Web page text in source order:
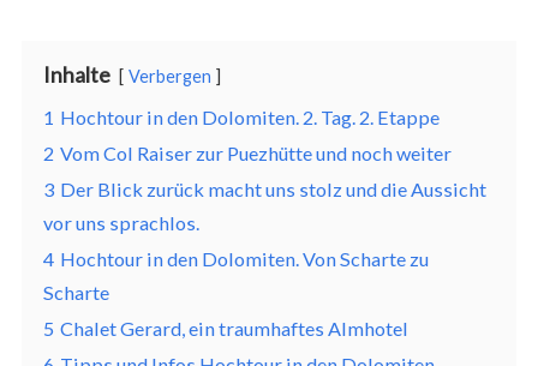
Inhalte Verbergen
1 Hochtour in den Dolomiten. 2. Tag. 2. Etappe
2 Vom Col Raiser zur Puezhütte und noch weiter
3 Der Blick zurück macht uns stolz und die Aussicht
vor uns sprachlos.
4 Hochtour in den Dolomiten. Von Scharte zu
Scharte
5 Chalet Gerard, ein traumhaftes Almhotel